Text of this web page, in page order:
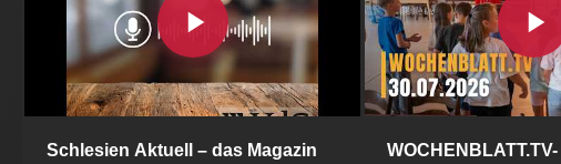
Schlesien Aktuell – das Magazin 2026-08-02
Schlesien Aktuell – das Magazin
WOCHENBLATT.TV-